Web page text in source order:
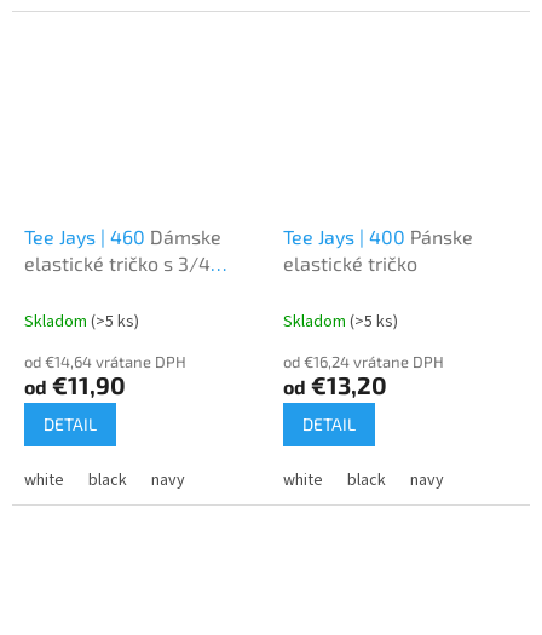
Tee Jays | 460 Dámske
elastické tričko s 3/4
Skladom (>5 ks)
od €14,64 vrátane DPH
od €11,90
DETAIL
white black navy
Tee Jays | 400 Pánske
elastické tričko
Skladom (>5 ks)
od €16,24 vrátane DPH
od €13,20
DETAIL
white black navy